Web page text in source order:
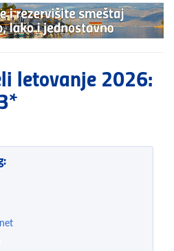
letovanje 2026: